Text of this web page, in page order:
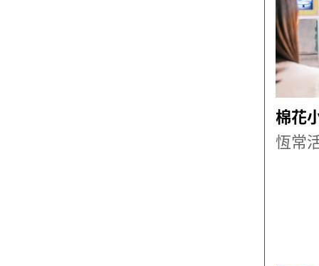
棉花
恆常